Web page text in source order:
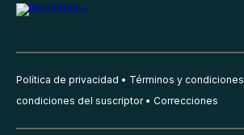
Política de privacidad Términos y condiciones
condiciones del suscriptor
Correcciones